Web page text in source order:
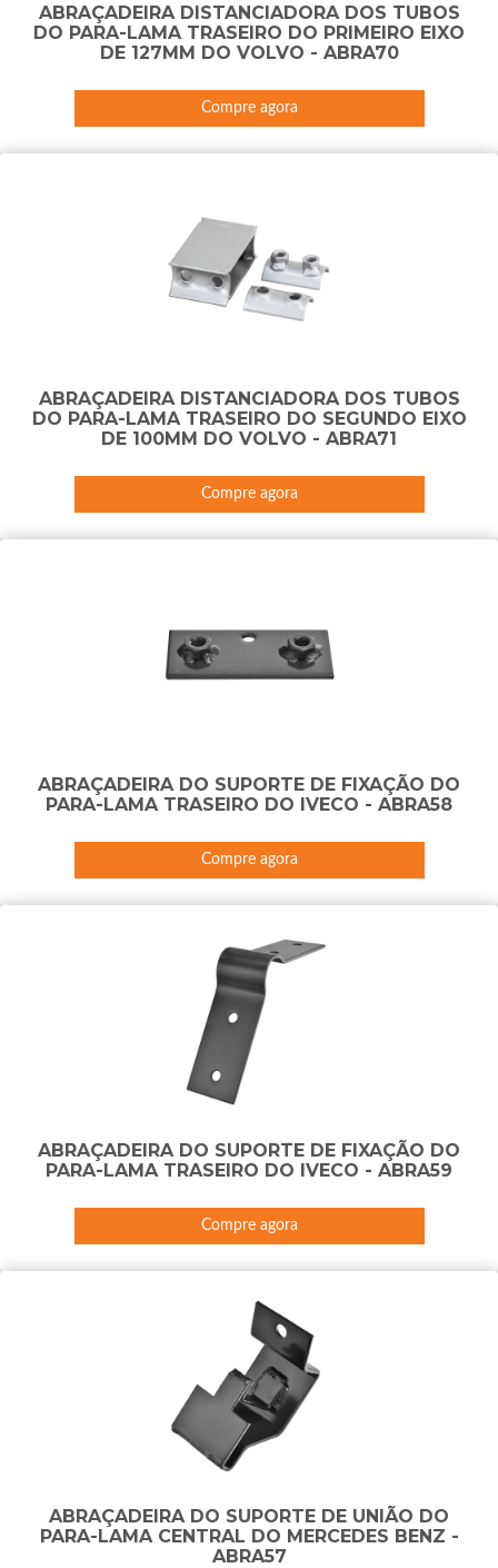
ABRAÇADEIRA DISTANCIADORA DOS TUBOS
DO PARA-LAMA TRASEIRO DO PRIMEIRO EIXO
DE 127MM DO VOLVO - ABRA70
Compre agora
ABRAÇADEIRA DISTANCIADORA DOS TUBOS
DO PARA-LAMA TRASEIRO DO SEGUNDO EIXO
DE 100MM DO VOLVO - ABRA71
Compre agora
ABRAÇADEIRA DO SUPORTE DE FIXAÇÃO DO
PARA-LAMA TRASEIRO DO IVECO - ABRA58
Compre agora
ABRAÇADEIRA DO SUPORTE DE FIXAÇÃO DO
PARA-LAMA TRASEIRO DO IVECO - ABRA59
Compre agora
ABRAÇADEIRA DO SUPORTE DE UNIÃO DO
PARA-LAMA CENTRAL DO MERCEDES BENZ -
ABRA57